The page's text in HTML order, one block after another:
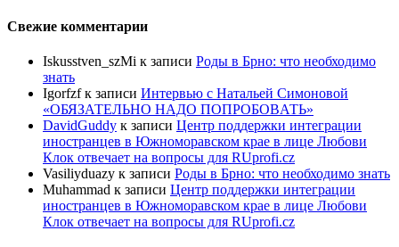
Свежие комментарии
Iskusstven_szMi к записи Роды в Брно: что необходимо
знать
Igorfzfк записи Интервью с Натальей Симоновой
«ОБЯЗАТЕЛЬНО НАДО ПОПРОБОBАТЬ»
DavidGuddy к записи Центр поддержки интеграции
иностранцев в Южноморавском крае в лице Любови
Клок отвечает на вопросы для RUprofi.cz
Vasiliyduazy к записи Роды в Брно: что необходимо знать
Muhammad к записи Центр поддержки интеграции
иностранцев в Южноморавском крае в лице Любови
Клок отвечает на вопросы для RUprofi.cz